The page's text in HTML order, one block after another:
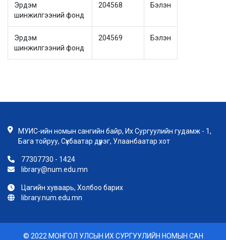
Эрдэм
шинжилгээний фонд
204568 Бэлэн
Эрдэм
шинжилгээний фонд
204569 Бэлэн
МУИС-ийн номын сангийн байр, Их Сургуулийн гудамж - 1,
Бага тойруу, Сүхбаатар дүүрэг, Улаанбаатар хот
77307730 - 1424
library@num.edu.mn
Цагийн хуваарь, Холбоо барих
library.num.edu.mn
© 2022 МОНГОЛ УЛСЫН ИХ СУРГУУЛИЙН НОМЫН САН